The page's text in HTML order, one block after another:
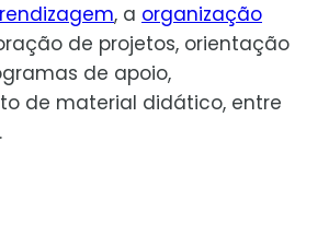
, a organização
de projetos, orientação
de apoio,
de material didático, entre